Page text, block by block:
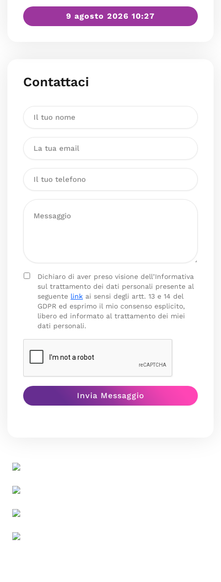
9 agosto 2026 10:27
Contattaci
Dichiaro di aver preso visione dell’Informativa
sul trattamento dei dati personali presente al
seguente link ai sensi degli artt. 13 e 14 del
GDPR ed esprimo il mio consenso esplicito,
libero ed informato al trattamento dei miei
dati personali.